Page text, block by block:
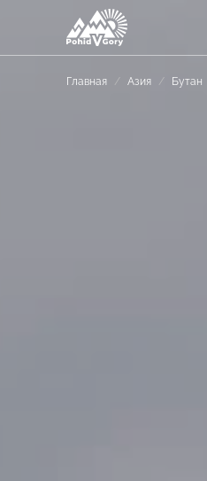
Главная / Азия / Бутан